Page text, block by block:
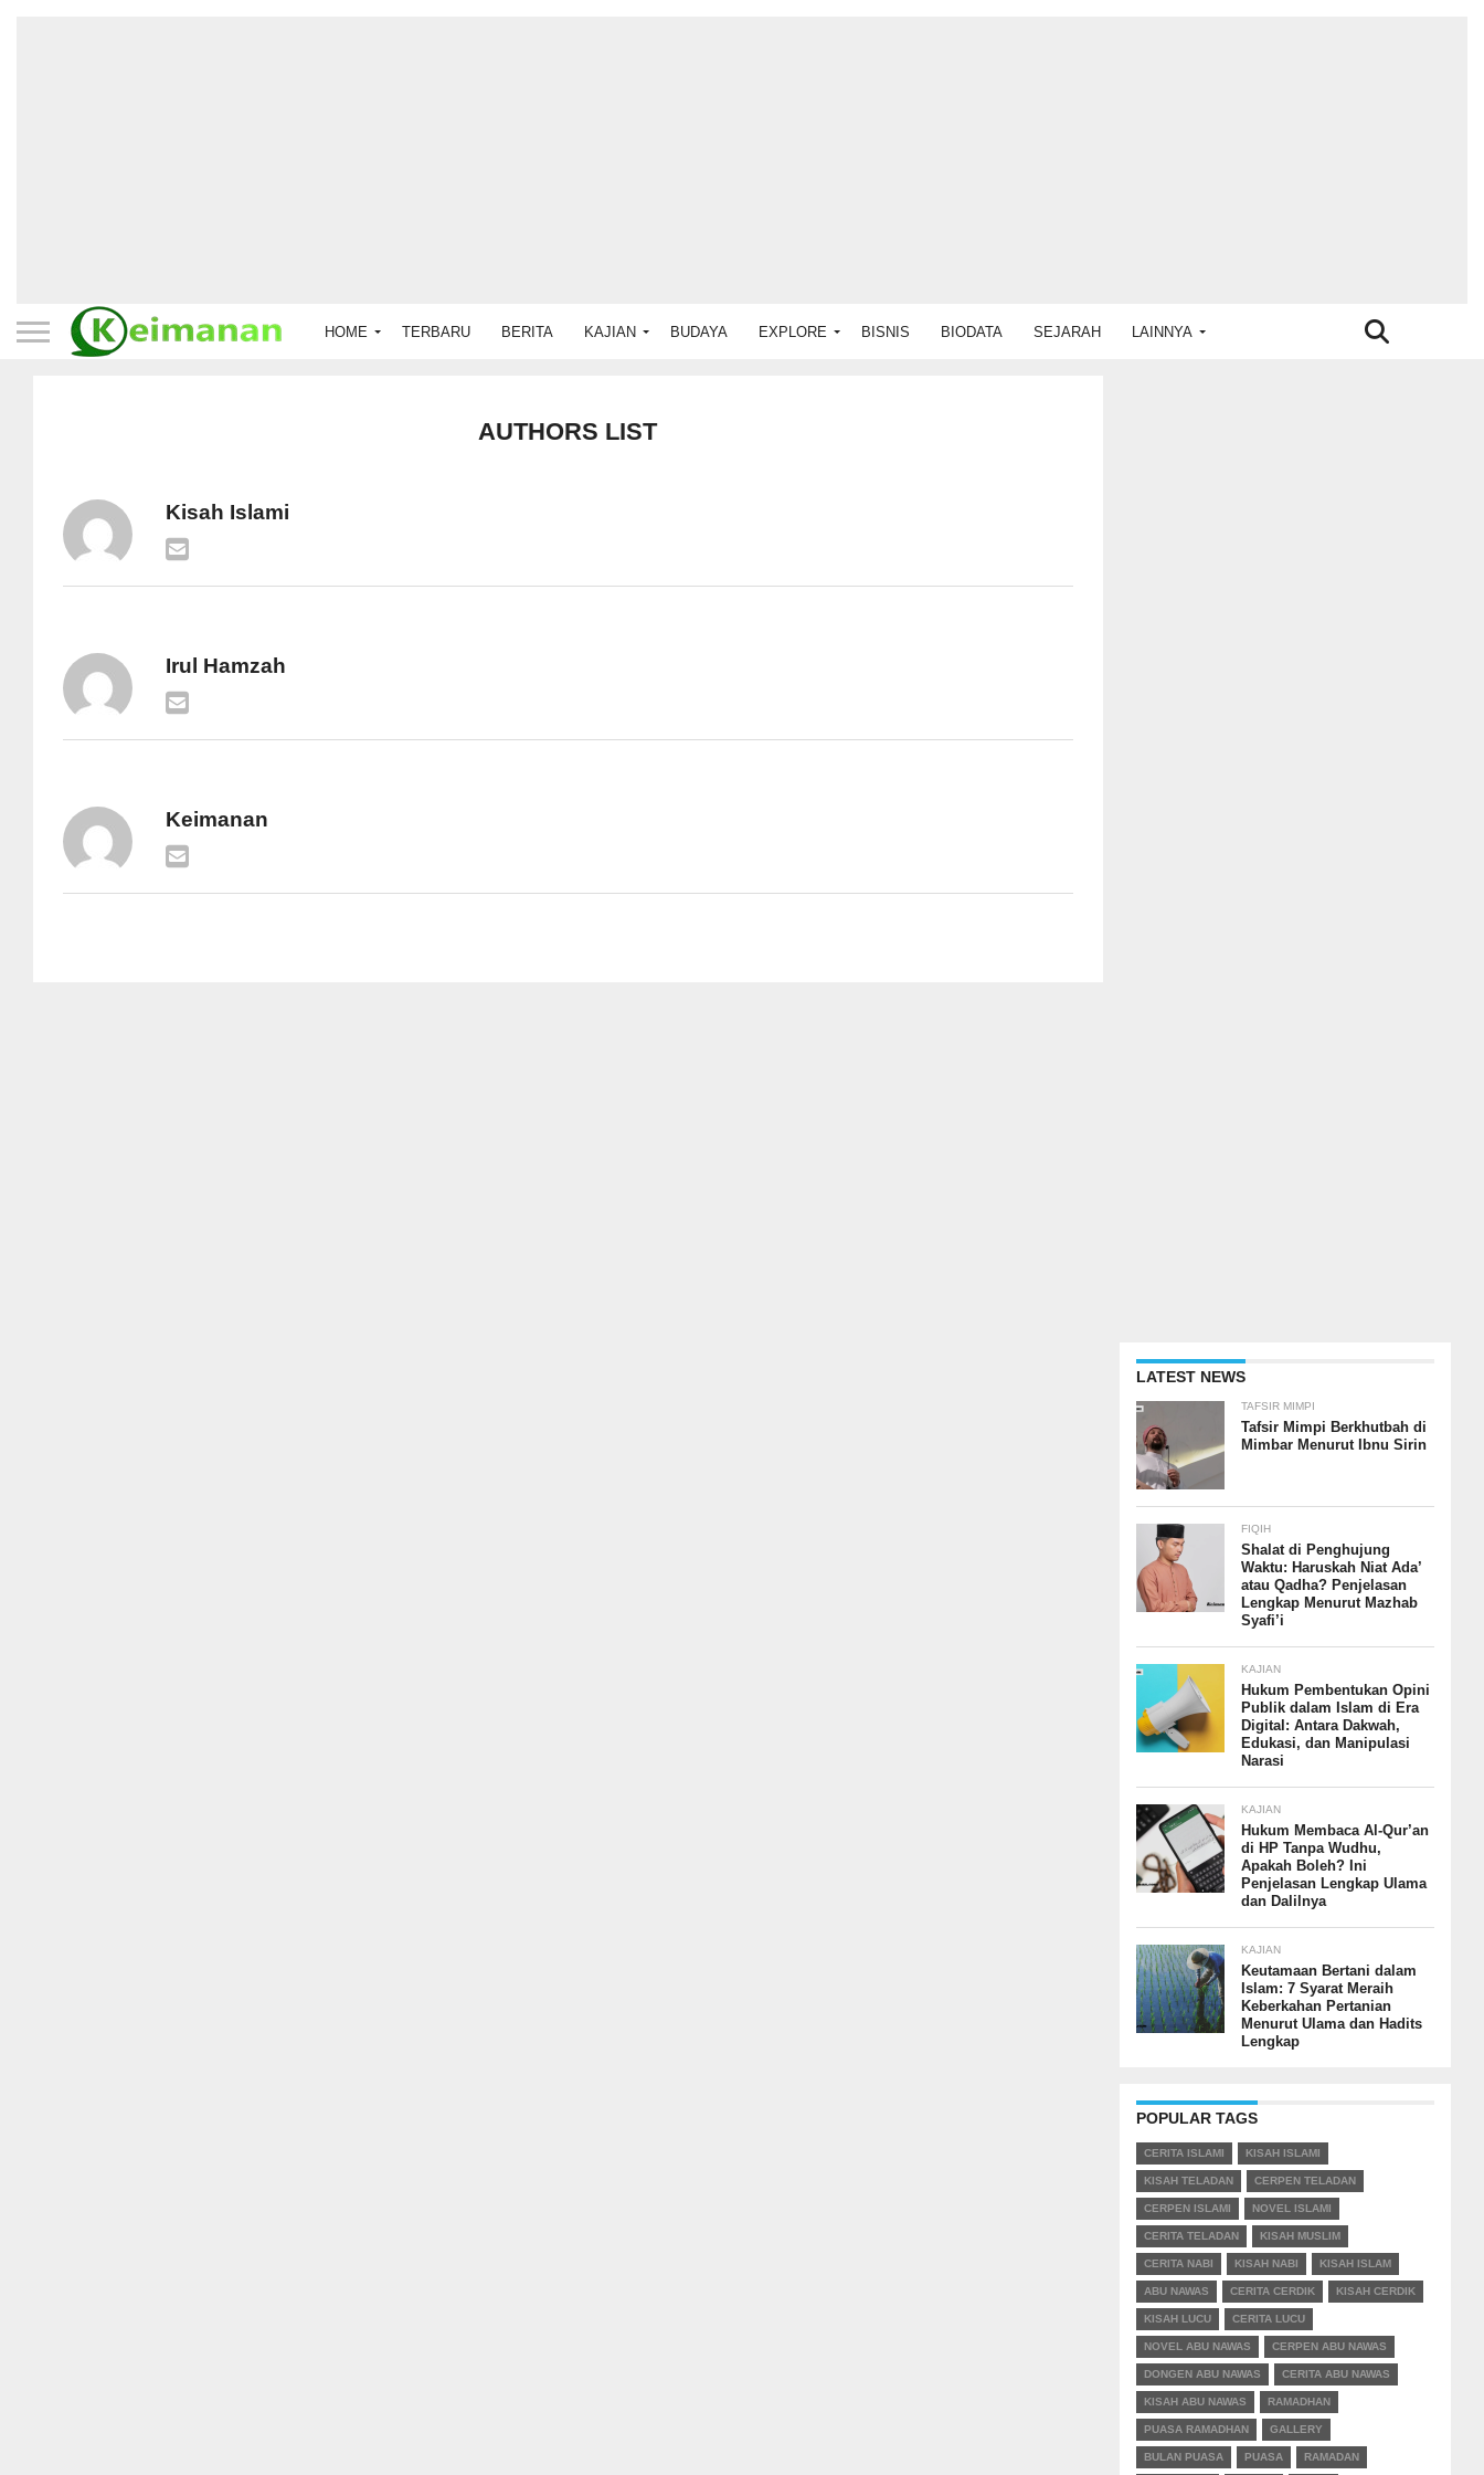
HOME TERBARU BERITA KAJIAN BUDAYA EXPLORE BISNIS BIODATA SEJARAH LAINNYA
AUTHORS LIST
Kisah Islami
Irul Hamzah
Keimanan
LATEST NEWS
TAFSIR MIMPI
Tafsir Mimpi Berkhutbah di
Mimbar Menurut Ibnu Sirin
FIQIH
Shalat di Penghujung
Waktu: Haruskah Niat Ada’
atau Qadha? Penjelasan
Lengkap Menurut Mazhab
Syafi’i
KAJIAN
Hukum Pembentukan Opini
Publik dalam Islam di Era
Digital: Antara Dakwah,
Edukasi, dan Manipulasi
Narasi
KAJIAN
Hukum Membaca Al-Qur’an
di HP Tanpa Wudhu,
Apakah Boleh? Ini
Penjelasan Lengkap Ulama
dan Dalilnya
KAJIAN
Keutamaan Bertani dalam
Islam: 7 Syarat Meraih
Keberkahan Pertanian
Menurut Ulama dan Hadits
Lengkap
POPULAR TAGS
CERITA ISLAMI KISAH ISLAMI
KISAH TELADAN CERPEN TELADAN
CERPEN ISLAMI NOVEL ISLAMI
CERITA TELADAN KISAH MUSLIM
CERITA NABI KISAH NABI KISAH ISLAM
ABU NAWAS CERITA CERDIK KISAH CERDIK
KISAH LUCU CERITA LUCU
NOVEL ABU NAWAS CERPEN ABU NAWAS
DONGEN ABU NAWAS CERITA ABU NAWAS
KISAH ABU NAWAS RAMADHAN
PUASA RAMADHAN GALLERY
BULAN PUASA PUASA RAMADAN